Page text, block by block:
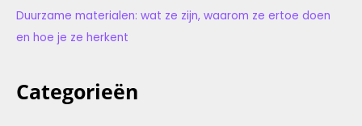
Duurzame materialen: wat ze zijn, waarom ze ertoe doen
en hoe je ze herkent
Categorieën